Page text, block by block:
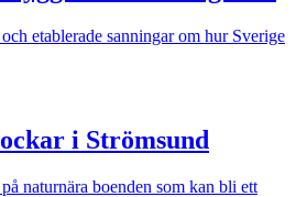
etablerade sanningar om hur Sverige
i Strömsund
naturnära boenden som kan bli ett